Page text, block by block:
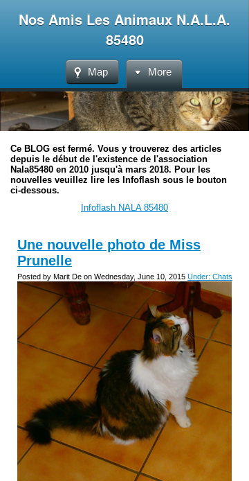
Nos Amis Les Animaux N.A.L.A.
85480
Map More
Ce BLOG est fermé. Vous y trouverez des articles
depuis le début de l'existence de l'association
Nala85480 en 2010 jusqu'à mars 2018. Pour les
nouvelles veuillez lire les Infoflash sous le bouton
ci-dessous.
Infoflash NALA 85480
Une nouvelle photo de Miss
Prunelle
Posted by Marit De on Wednesday, June 10, 2015 Under: Chats